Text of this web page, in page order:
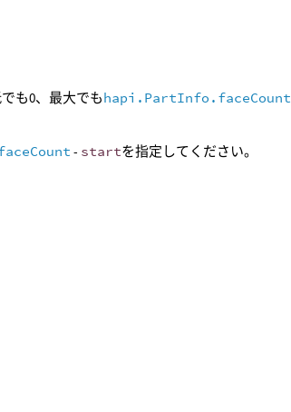
も0、最大でもhapi.PartInfo.faceCount
- startを指定してください。